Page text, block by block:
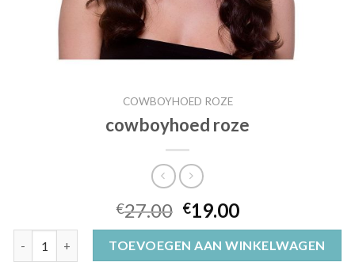
COWBOYHOED ROZE
cowboyhoed roze
€27.00 €19.00
cowboyhoed roze aantalTOEVOEGEN AAN WINKELWAGEN